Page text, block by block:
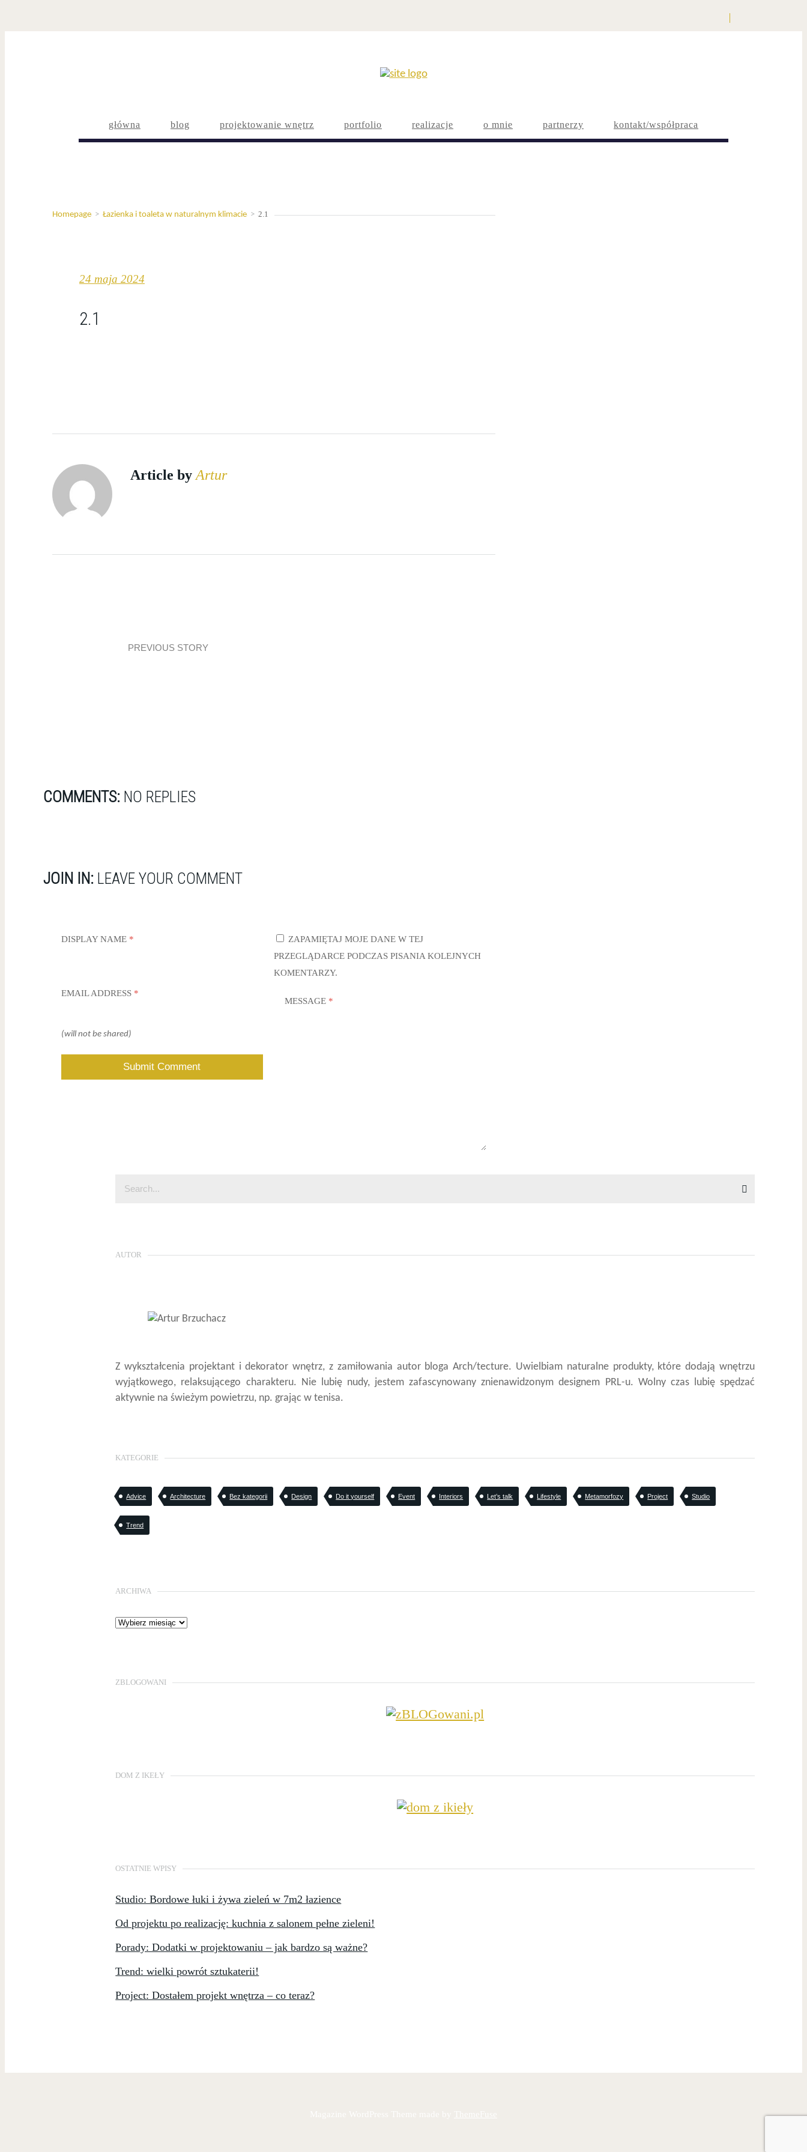
główna blog projektowanie wnętrz portfolio realizacje o mnie partnerzy kontakt/współpraca
Homepage > Łazienka i toaleta w naturalnym klimacie > 2.1
24 maja 2024
2.1
Article by Artur
PREVIOUS STORY
COMMENTS: NO REPLIES
JOIN IN: LEAVE YOUR COMMENT
DISPLAY NAME *
EMAIL ADDRESS *
(will not be shared)
ZAPAMIĘTAJ MOJE DANE W TEJ
PRZEGLĄDARCE PODCZAS PISANIA KOLEJNYCH
KOMENTARZY.
MESSAGE *
AUTOR
Z wykształcenia projektant i dekorator wnętrz, z zamiłowania autor bloga Arch/tecture. Uwielbiam naturalne produkty, które dodają wnętrzu
wyjątkowego, relaksującego charakteru. Nie lubię nudy, jestem zafascynowany znienawidzonym designem PRL-u. Wolny czas lubię spędzać
aktywnie na świeżym powietrzu, np. grając w tenisa.
KATEGORIE
Advice Architecture Bez kategorii Design Do it yourself Event Interiors Let’s talk Lifestyle Metamorfozy Project Studio
Trend
ARCHIWA
ZBLOGOWANI
DOM Z IKEŁY
OSTATNIE WPISY
Studio: Bordowe łuki i żywa zieleń w 7m2 łazience
Od projektu po realizację: kuchnia z salonem pełne zieleni!
Porady: Dodatki w projektowaniu – jak bardzo są ważne?
Trend: wielki powrót sztukaterii!
Project: Dostałem projekt wnętrza – co teraz?